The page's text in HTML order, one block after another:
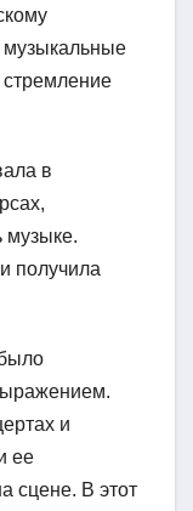
музыкальные
в
музыке.
получила
и
ее
сцене. В этот